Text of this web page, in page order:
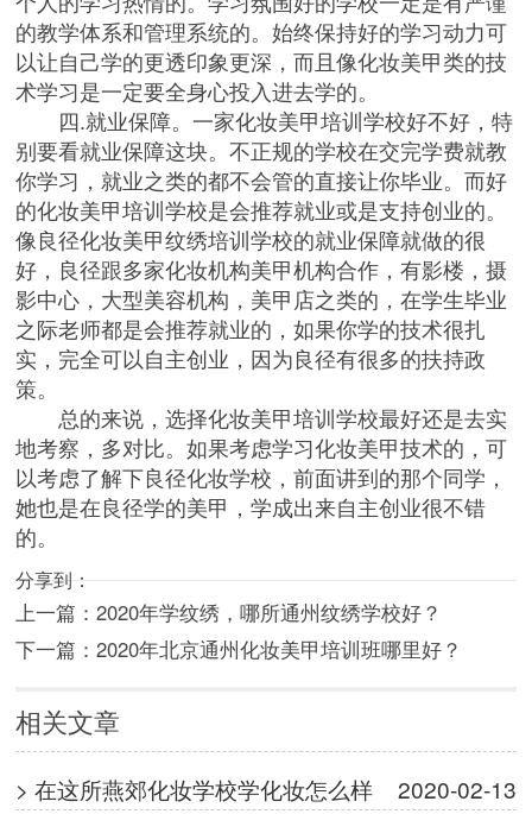
的教学体系和管理系统的。始终保持好的学习动力可
以让自己学的更透印象更深，而且像化妆美甲类的技
术学习是一定要全身心投入进去学的。
四.就业保障。一家化妆美甲培训学校好不好，特
别要看就业保障这块。不正规的学校在交完学费就教
你学习，就业之类的都不会管的直接让你毕业。而好
的化妆美甲培训学校是会推荐就业或是支持创业的。
像良径化妆美甲纹绣培训学校的就业保障就做的很
好，良径跟多家化妆机构美甲机构合作，有影楼，摄
影中心，大型美容机构，美甲店之类的，在学生毕业
之际老师都是会推荐就业的，如果你学的技术很扎
实，完全可以自主创业，因为良径有很多的扶持政
策。
总的来说，选择化妆美甲培训学校最好还是去实
地考察，多对比。如果考虑学习化妆美甲技术的，可
以考虑了解下良径化妆学校，前面讲到的那个同学，
她也是在良径学的美甲，学成出来自主创业很不错
的。
分享到：
上一篇：2020年学纹绣，哪所通州纹绣学校好？
下一篇：2020年北京通州化妆美甲培训班哪里好？
相关文章
> 在这所燕郊化妆学校学化妆怎么样
2020-02-13